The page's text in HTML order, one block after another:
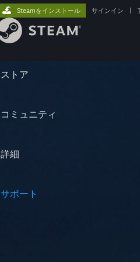
ストア
コミュニティ
詳細
サポート
Steamをインストール サインイン